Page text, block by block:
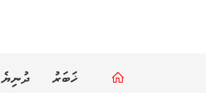
ޚަބަރު ދުނިޔެ